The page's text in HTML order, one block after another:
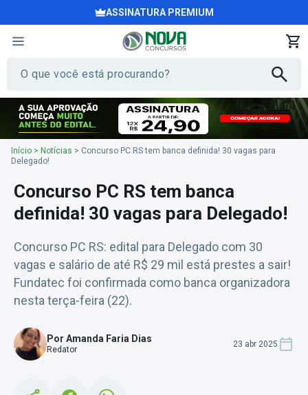
ASSINATURA PREMIUM
Início > Notícias > Concurso PC RS tem banca definida! 30 vagas para
Delegado!
Concurso PC RS tem banca
definida! 30 vagas para Delegado!
Concurso PC RS: edital para Delegado com 30
vagas e salário de até R$ 29 mil está prestes a sair!
Fundatec foi confirmada como banca organizadora
nesta terça-feira (22).
Por Amanda Faria Dias
Redator
23 abr 2025